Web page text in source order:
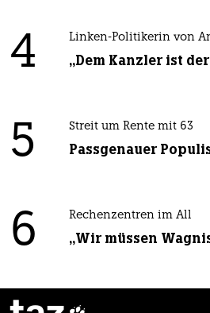
4 Linken-Politikerin von
„Dem Kanzler ist
5 Streit um Rente mit 63
Passgenauer
6 Rechenzentren im All
„Wir müssen